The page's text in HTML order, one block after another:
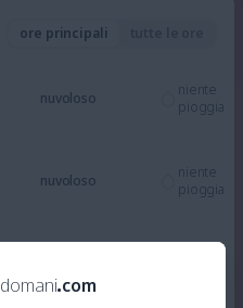
ore principali
nuvoloso
niente
pioggia
nuvoloso
niente
pioggia
domani.com